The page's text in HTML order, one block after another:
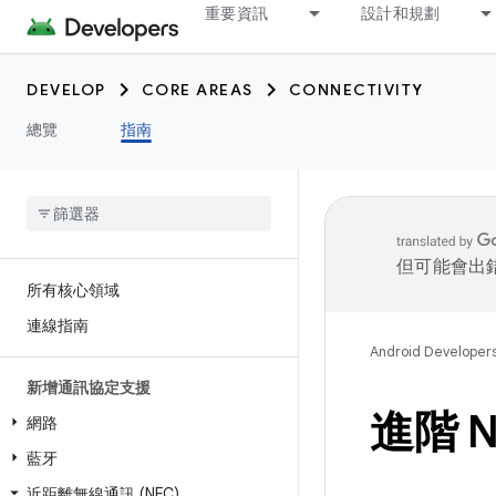
重要資訊 設計和規劃
DEVELOP CORE AREAS
CONNECTIVITY
總覽
指南
所有核心領域
連線指南
新增通訊協定支援
網路
藍牙
但可能會出
Android
進階